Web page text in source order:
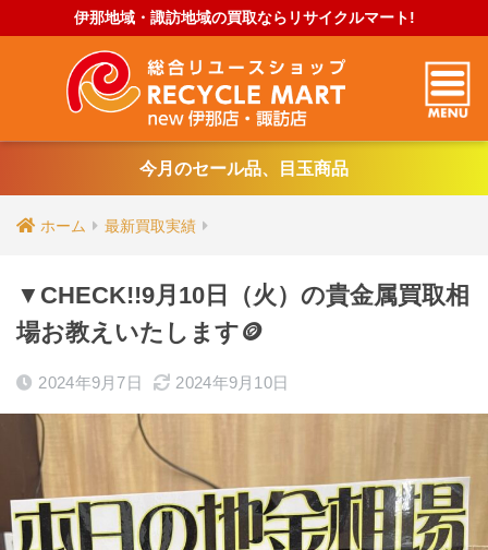
伊那地域・諏訪地域の買取ならリサイクルマート!
今月のセール品、目玉商品
ホーム 最新買取実績
▼CHECK!!9月10日（火）の貴金属買取相
場お教えいたします🪙
2024年9月7日 2024年9月10日